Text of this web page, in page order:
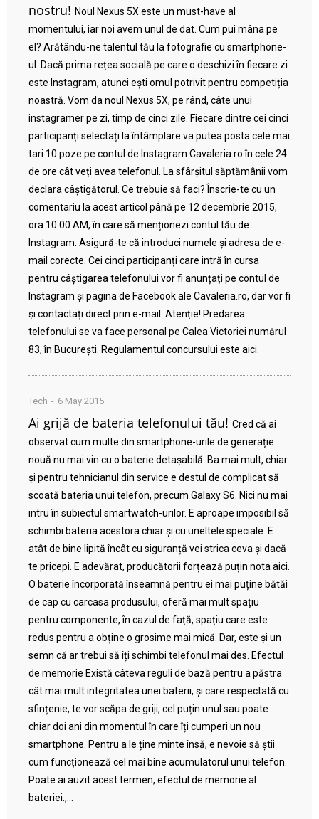
nostru! Noul Nexus 5X este un must-have al
momentului, iar noi avem unul de dat. Cum pui mâna pe
el? Arătându-ne talentul tău la fotografie cu smartphone-
ul. Dacă prima rețea socială pe care o deschizi în fiecare zi
este Instagram, atunci ești omul potrivit pentru competiția
noastră. Vom da noul Nexus 5X, pe rând, câte unui
instagramer pe zi, timp de cinci zile. Fiecare dintre cei cinci
participanți selectați la întâmplare va putea posta cele mai
tari 10 poze pe contul de Instagram Cavaleria.ro în cele 24
de ore cât veți avea telefonul. La sfârșitul săptămânii vom
declara câștigătorul. Ce trebuie să faci? Înscrie-te cu un
comentariu la acest articol până pe 12 decembrie 2015,
ora 10:00 AM, în care să menționezi contul tău de
Instagram. Asigură-te că introduci numele și adresa de e-
mail corecte. Cei cinci participanți care intră în cursa
pentru câștigarea telefonului vor fi anunțați pe contul de
Instagram și pagina de Facebook ale Cavaleria.ro, dar vor fi
și contactați direct prin e-mail. Atenție! Predarea
telefonului se va face personal pe Calea Victoriei numărul
83, în București. Regulamentul concursului este aici.
Tech 6 May 2015
Ai grijă de bateria telefonului tău! Cred că ai
observat cum multe din smartphone-urile de generație
nouă nu mai vin cu o baterie detașabilă. Ba mai mult, chiar
și pentru tehnicianul din service e destul de complicat să
scoată bateria unui telefon, precum Galaxy S6. Nici nu mai
intru în subiectul smartwatch-urilor. E aproape imposibil să
schimbi bateria acestora chiar și cu uneltele speciale. E
atât de bine lipită încât cu siguranță vei strica ceva și dacă
te pricepi. E adevărat, producătorii forțează puțin nota aici.
O baterie încorporată înseamnă pentru ei mai puține bătăi
de cap cu carcasa produsului, oferă mai mult spațiu
pentru componente, în cazul de față, spațiu care este
redus pentru a obține o grosime mai mică. Dar, este și un
semn că ar trebui să îți schimbi telefonul mai des. Efectul
de memorie Există câteva reguli de bază pentru a păstra
cât mai mult integritatea unei baterii, și care respectată cu
sfințenie, te vor scăpa de griji, cel puțin unul sau poate
chiar doi ani din momentul în care îți cumperi un nou
smartphone. Pentru a le ține minte însă, e nevoie să știi
cum funcționează cel mai bine acumulatorul unui telefon.
Poate ai auzit acest termen, efectul de memorie al
bateriei.,...